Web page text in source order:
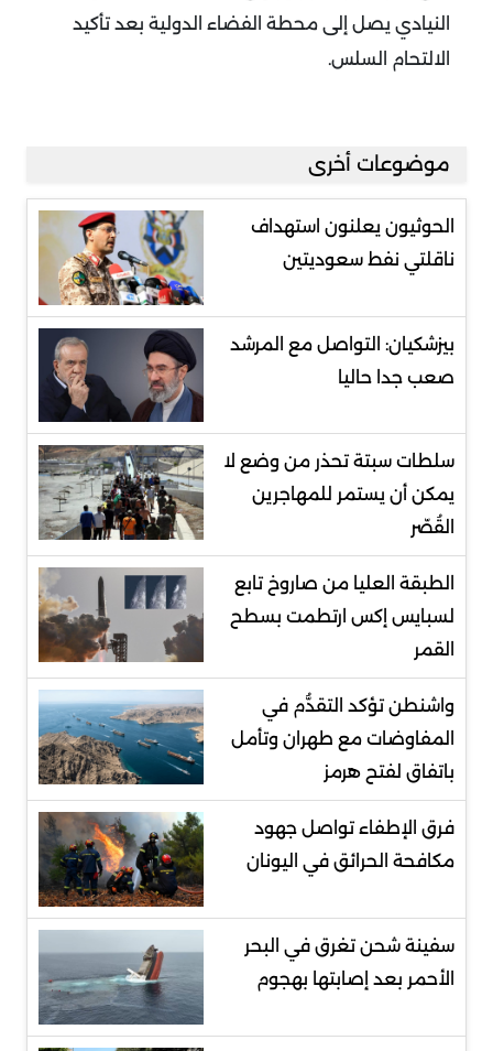
النيادي يصل إلى محطة الفضاء الدولية بعد تأكيد
الالتحام السلس.
موضوعات أخرى
الحوثيون يعلنون استهداف
ناقلتي نفط سعوديتين
بيزشكيان: التواصل مع المرشد
صعب جدا حاليا
سلطات سبتة تحذر من وضع لا
يمكن أن يستمر للمهاجرين
القُصّر
الطبقة العليا من صاروخ تابع
لسبايس إكس ارتطمت بسطح
القمر
واشنطن تؤكد التقدُّم في
المفاوضات مع طهران وتأمل
باتفاق لفتح هرمز
فرق الإطفاء تواصل جهود
مكافحة الحرائق في اليونان
سفينة شحن تغرق في البحر
الأحمر بعد إصابتها بهجوم